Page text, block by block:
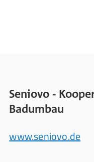
Seniovo -
Badumbau
www.seniovo.de